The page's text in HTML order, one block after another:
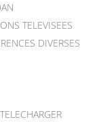
TELEVISEES
DIVERSES